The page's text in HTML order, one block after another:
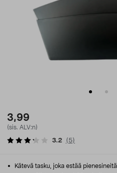
3,99
(sis. ALV:n)
3.2 ( 5)
Kätevä tasku, joka estää